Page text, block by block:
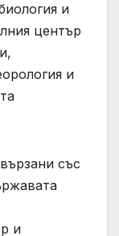
и
център
и
със
и